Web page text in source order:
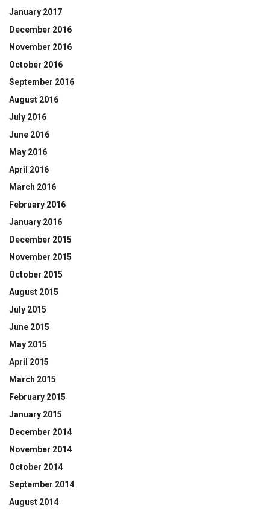
January 2017
December 2016
November 2016
October 2016
September 2016
August 2016
July 2016
June 2016
May 2016
April 2016
March 2016
February 2016
January 2016
December 2015
November 2015
October 2015
August 2015
July 2015
June 2015
May 2015
April 2015
March 2015
February 2015
January 2015
December 2014
November 2014
October 2014
September 2014
August 2014